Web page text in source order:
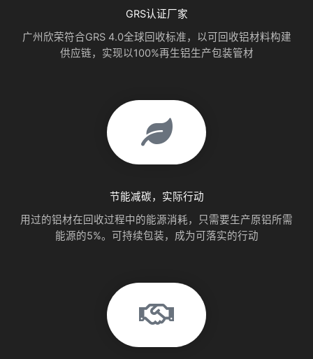
GRS认证厂家
广州欣荣符合GRS 4.0全球回收标准，以可回收铝材料构建
供应链，实现以100%再生铝生产包装管材
节能减碳，实际行动
用过的铝材在回收过程中的能源消耗，只需要生产原铝所需
能源的5%。可持续包装，成为可落实的行动